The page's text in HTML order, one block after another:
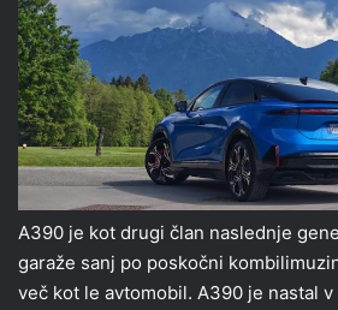
A390 je kot drugi član naslednje
garaže sanj po poskočni
več kot le avtomobil. A390 je nastal